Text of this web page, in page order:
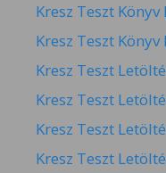
Kresz Teszt
Kresz Teszt Könyv
Kresz Teszt
Kresz Teszt
Kresz Teszt
Kresz Teszt